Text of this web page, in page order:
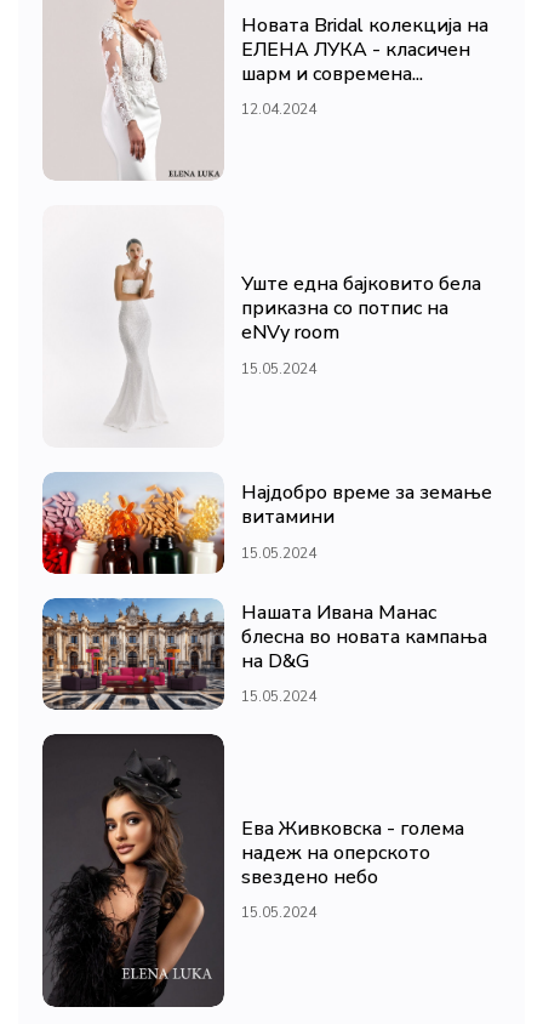
Новата Bridal колекција на
ЕЛЕНА ЛУКА - класичен
шарм и современа...
12.04.2024
Уште една бајковито бела
приказна со потпис на
eNVy room
15.05.2024
Најдобро време за земање
витамини
15.05.2024
Нашата Ивана Манас
блесна во новата кампања
на D&G
15.05.2024
Ева Живковска - голема
надеж на оперското
ѕвездено небо
15.05.2024